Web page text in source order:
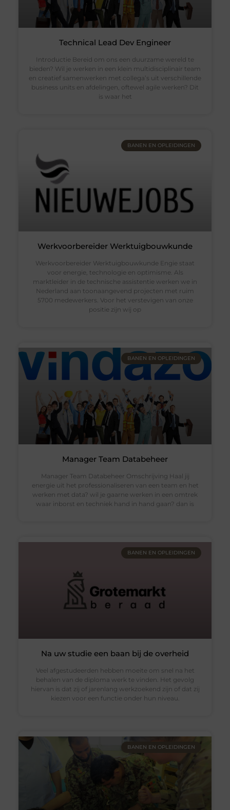
Technical Lead Dev Engineer
Introductie Bereid om ons een duurzame wereld te
bieden? Wil je werken in een klein multidisciplinair team
en creatief samenwerken met collega’s uit verschillende
business units en afdelingen, oftewel agile werken? Dit
is waar het
BANEN EN OPLEIDINGEN
Werkvoorbereider Werktuigbouwkunde
Werkvoorbereider Werktuigbouwkunde Engie staat
voor energie, technologie en optimisme. Als
marktleider in de technische assistentie werken we in
Nederland aan toonaangevend projecten met ruim
5700 medewerkers. Voor het verstevigen van onze
positie zijn wij op
BANEN EN OPLEIDINGEN
Manager Team Databeheer
Manager Team Databeheer Omschrijving Haal jij
energie uit het professionaliseren van een team en het
werken met data? wil je gaarne werken in een omtrek
waar inborst en techniek hand in hand gaan? dan is
BANEN EN OPLEIDINGEN
Na uw studie een baan bij de overheid
Veel afgestudeerden hebben moeite om snel na het
behalen van de diploma werk te vinden. Het gevolg
hiervan is dat zij of jarenlang werkzoekend zijn of dat zij
kiezen voor een functie onder hun niveau.
BANEN EN OPLEIDINGEN